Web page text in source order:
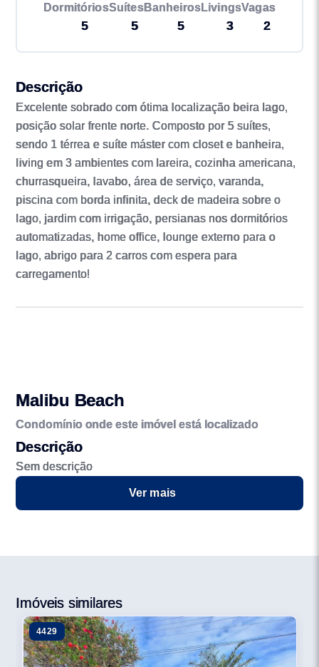
Dormitórios
5
Suítes
5
Banheiros
5
Livings
3
Vagas
2
Descrição
Excelente sobrado com ótima localização beira lago,
posição solar frente norte. Composto por 5 suítes,
sendo 1 térrea e suíte máster com closet e banheira,
living em 3 ambientes com lareira, cozinha americana,
churrasqueira, lavabo, área de serviço, varanda,
piscina com borda infinita, deck de madeira sobre o
lago, jardim com irrigação, persianas nos dormitórios
automatizadas, home office, lounge externo para o
lago, abrigo para 2 carros com espera para
carregamento!
Malibu Beach
Condomínio onde este imóvel está localizado
Descrição
Sem descrição
Ver mais
Imóveis similares
4429